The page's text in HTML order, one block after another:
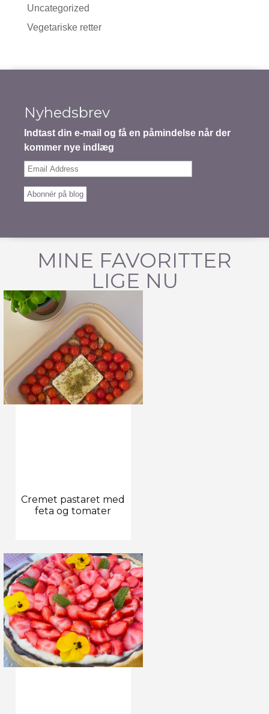
Uncategorized
Vegetariske retter
Nyhedsbrev
Indtast din e-mail og få en påmindelse når der
kommer nye indlæg
Email
Abonnér på blog
MINE FAVORITTER
LIGE NU
Cremet pastaret med
feta og tomater